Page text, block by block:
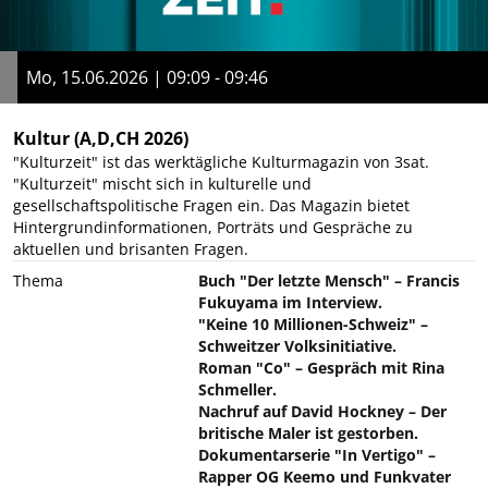
Mo, 15.06.2026 | 09:09 - 09:46
Kultur(A,D,CH 2026)
"Kulturzeit" ist das werktägliche Kulturmagazin von 3sat.
"Kulturzeit" mischt sich in kulturelle und
gesellschaftspolitische Fragen ein. Das Magazin bietet
Hintergrundinformationen, Porträts und Gespräche zu
aktuellen und brisanten Fragen.
Thema
Buch "Der letzte Mensch" – Francis
Fukuyama im Interview.
"Keine 10 Millionen-Schweiz" –
Schweitzer Volksinitiative.
Roman "Co" – Gespräch mit Rina
Schmeller.
Nachruf auf David Hockney – Der
britische Maler ist gestorben.
Dokumentarserie "In Vertigo" –
Rapper OG Keemo und Funkvater